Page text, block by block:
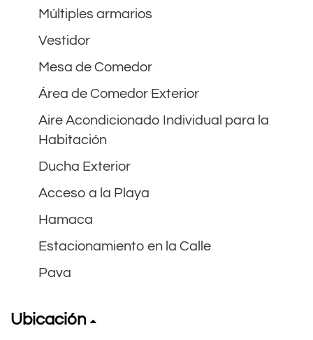
Múltiples armarios
Vestidor
Mesa de Comedor
Área de Comedor Exterior
Aire Acondicionado Individual para la
Habitación
Ducha Exterior
Acceso a la Playa
Hamaca
Estacionamiento en la Calle
Pava
Ubicación